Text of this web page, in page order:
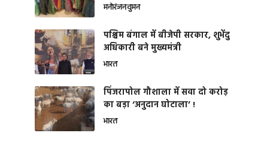
मनोरंजनवुमन
पश्चिम बंगाल में बीजेपी सरकार, शुभेंदु
अधिकारी बने मुख्यमंत्री
भारत
​पिंजरापोल गौशाला में सवा दो करोड़
का बड़ा ‘अनुदान घोटाला’ !
भारत